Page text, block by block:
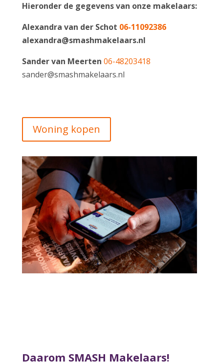
Hieronder de gegevens van onze makelaars:
Alexandra van der Schot 06-11092386
alexandra@smashmakelaars.nl
Sander van Meerten 06-48203418
sander@smashmakelaars.nl
Woning kopen
Daarom SMASH Makelaars!